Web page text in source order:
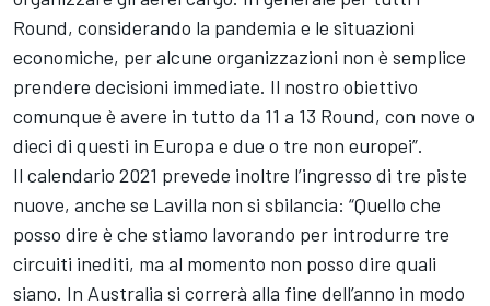
Round, considerando la pandemia e le situazioni
economiche, per alcune organizzazioni non è semplice
prendere decisioni immediate. Il nostro obiettivo
comunque è avere in tutto da 11 a 13 Round, con nove o
dieci di questi in Europa e due o tre non europei”.
Il calendario 2021 prevede inoltre l’ingresso di tre piste
nuove, anche se Lavilla non si sbilancia: “Quello che
posso dire è che stiamo lavorando per introdurre tre
circuiti inediti, ma al momento non posso dire quali
siano. In Australia si correrà alla fine dell’anno in modo